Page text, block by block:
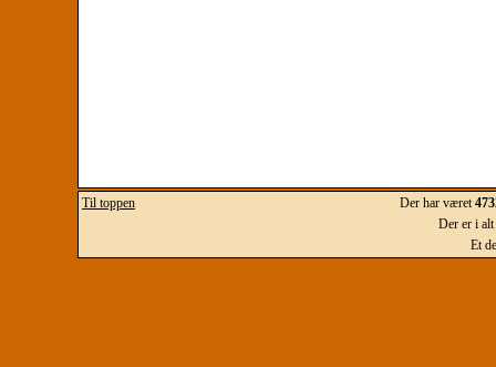
Til toppen Der har været
Der er i alt
Et